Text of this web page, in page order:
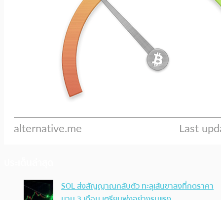
SOL ส่งสัญญาณกลับตัว ทะลุเส้นขาลงที่กดราคา